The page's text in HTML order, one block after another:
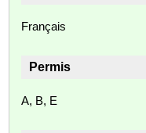
Français
Permis
A, B, E